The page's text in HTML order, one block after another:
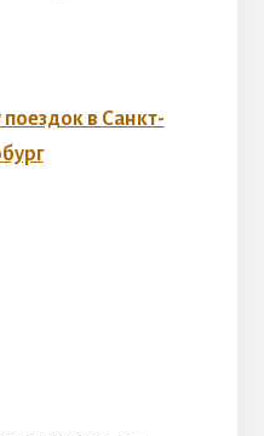
поездок в Санкт-